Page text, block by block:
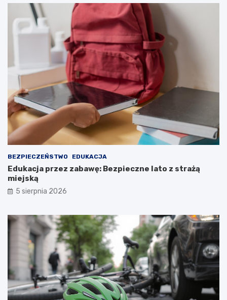
BEZPIECZEŃSTWO EDUKACJA
Edukacja przez zabawę: Bezpieczne lato z strażą
miejską
5 sierpnia 2026